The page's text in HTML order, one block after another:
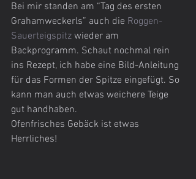
Bei mir standen am “Tag des ersten
Grahamweckerls” auch die Roggen-
Sauerteigspitz wieder am
Backprogramm. Schaut nochmal rein
ins Rezept, ich habe eine Bild-Anleitung
für das Formen der Spitze eingefügt. So
kann man auch etwas weichere Teige
gut handhaben.
Ofenfrisches Gebäck ist etwas
Herrliches!